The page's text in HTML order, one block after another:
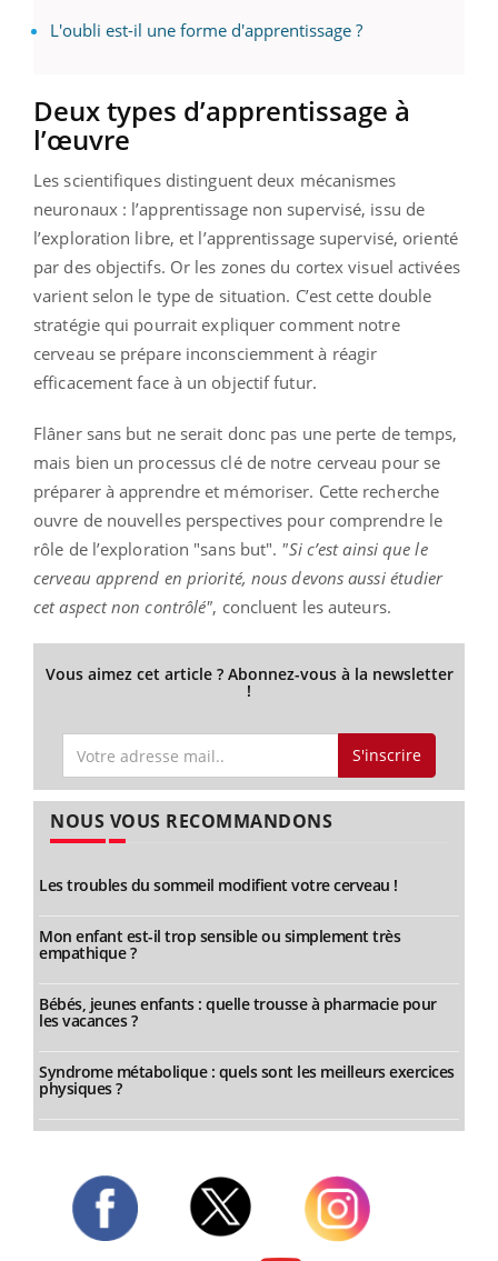
L'oubli est-il une forme d'apprentissage ?
Deux types d’apprentissage à
l’œuvre
Les scientifiques distinguent deux mécanismes
neuronaux : l’apprentissage non supervisé, issu de
l’exploration libre, et l’apprentissage supervisé, orienté
par des objectifs. Or les zones du cortex visuel activées
varient selon le type de situation. C’est cette double
stratégie qui pourrait expliquer comment notre
cerveau se prépare inconsciemment à réagir
efficacement face à un objectif futur.
Flâner sans but ne serait donc pas une perte de temps,
mais bien un processus clé de notre cerveau pour se
préparer à apprendre et mémoriser. Cette recherche
ouvre de nouvelles perspectives pour comprendre le
rôle de l’exploration "sans but". "Si c’est ainsi que le
cerveau apprend en priorité, nous devons aussi étudier
cet aspect non contrôlé", concluent les auteurs.
Vous aimez cet article ? Abonnez-vous à la newsletter
!
S'inscrire
NOUS VOUS RECOMMANDONS
Les troubles du sommeil modifient votre cerveau !
Mon enfant est-il trop sensible ou simplement très
empathique ?
Bébés, jeunes enfants : quelle trousse à pharmacie pour
les vacances ?
Syndrome métabolique : quels sont les meilleurs exercices
physiques ?